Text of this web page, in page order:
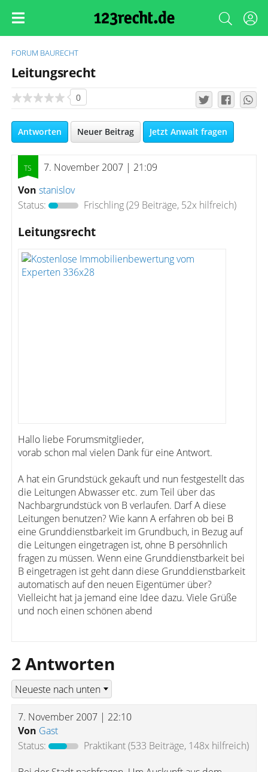
FORUM BAURECHT
Leitungsrecht
0
Antworten Neuer Beitrag Jetzt Anwalt fragen
7. November 2007 | 21:09
Von stanislov
Status:
Frischling(29 Beiträge, 52x hilfreich)
Leitungsrecht
Hallo liebe Forumsmitglieder,
vorab schon mal vielen Dank für eine Antwort.
A hat ein Grundstück gekauft und nun festgestellt das
die Leitungen Abwasser etc. zum Teil über das
Nachbargrundstück von B verlaufen. Darf A diese
Leitungen benutzen? Wie kann A erfahren ob bei B
eine Grunddienstbarkeit im Grundbuch, in Bezug auf
die Leitungen eingetragen ist, ohne B persöhnlich
fragen zu müssen. Wenn eine Grunddienstbarkeit bei
B eingetragen ist geht dann diese Grunddienstbarkeit
automatisch auf den neuen Eigentümer über?
Vielleicht hat ja jemand eine Idee dazu. Viele Grüße
und noch einen schönen abend
2 Antworten
7. November 2007 | 22:10
Von Gast
Status:
Praktikant(533 Beiträge, 148x hilfreich)